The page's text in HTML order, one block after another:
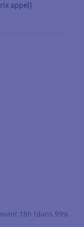
appel)
18h (dans 99%